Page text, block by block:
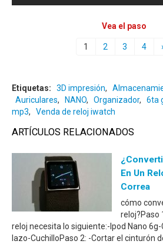
Vea el paso
1 2 3 4
Etiquetas: 3D impresión,
Auriculares, NANO, Organizador,
6ta
mp3, Venda de reloj iwatch
ARTÍCULOS RELACIONADOS
En Un
Correa
cómo
reloj?Paso
reloj necesita lo siguiente:-Ipod Nano
lazo-CuchilloPaso 2: -Cortar el cinturón